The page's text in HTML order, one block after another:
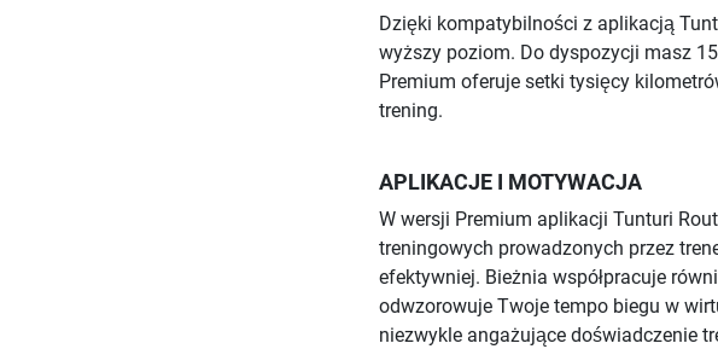
Dzięki kompatybilności z aplikacją
wyższy poziom. Do dyspozycji masz
Premium oferuje setki tysięcy
trening.
APLIKACJE I MOTYWACJA
W wersji Premium aplikacji Tunturi
treningowych prowadzonych przez
efektywniej. Bieżnia współpracuje
odwzorowuje Twoje tempo biegu w
niezwykle angażujące doświadczenie